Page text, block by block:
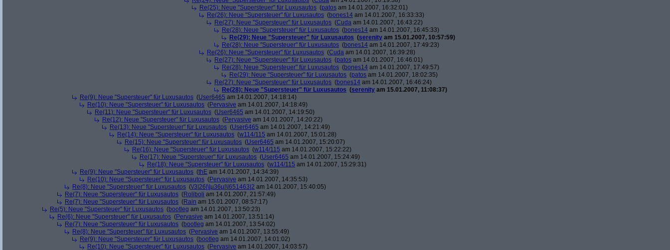
Re(25): Neue "Supersteuer" für Luxusautos (patos am 14.01.2007, 16:32:01)
Re(26): Neue "Supersteuer" für Luxusautos (bones14 am 14.01.2007, 16:33:33)
Re(27): Neue "Supersteuer" für Luxusautos (Cuda am 14.01.2007, 16:43:22)
Re(28): Neue "Supersteuer" für Luxusautos (bones14 am 14.01.2007, 16:45:33)
Re(29): Neue "Supersteuer" für Luxusautos (serenity am 15.01.2007, 10:57:59)
Re(28): Neue "Supersteuer" für Luxusautos (bones14 am 14.01.2007, 17:49:23)
Re(26): Neue "Supersteuer" für Luxusautos (Cuda am 14.01.2007, 16:39:28)
Re(27): Neue "Supersteuer" für Luxusautos (patos am 14.01.2007, 16:46:01)
Re(28): Neue "Supersteuer" für Luxusautos (bones14 am 14.01.2007, 17:49:57)
Re(29): Neue "Supersteuer" für Luxusautos (patos am 14.01.2007, 18:02:35)
Re(27): Neue "Supersteuer" für Luxusautos (bones14 am 14.01.2007, 16:46:24)
Re(28): Neue "Supersteuer" für Luxusautos (serenity am 15.01.2007, 11:08:37)
Re(9): Neue "Supersteuer" für Luxusautos (User6465 am 14.01.2007, 14:18:14)
Re(10): Neue "Supersteuer" für Luxusautos (Pervasive am 14.01.2007, 14:18:49)
Re(11): Neue "Supersteuer" für Luxusautos (User6465 am 14.01.2007, 14:19:50)
Re(12): Neue "Supersteuer" für Luxusautos (Pervasive am 14.01.2007, 14:20:22)
Re(13): Neue "Supersteuer" für Luxusautos (User6465 am 14.01.2007, 14:21:49)
Re(14): Neue "Supersteuer" für Luxusautos (w114/115 am 14.01.2007, 15:01:28)
Re(15): Neue "Supersteuer" für Luxusautos (User6465 am 14.01.2007, 15:20:07)
Re(16): Neue "Supersteuer" für Luxusautos (w114/115 am 14.01.2007, 15:22:22)
Re(17): Neue "Supersteuer" für Luxusautos (User6465 am 14.01.2007, 15:24:49)
Re(18): Neue "Supersteuer" für Luxusautos (w114/115 am 14.01.2007, 15:29:31)
Re(9): Neue "Supersteuer" für Luxusautos (thE am 14.01.2007, 14:34:39)
Re(10): Neue "Supersteuer" für Luxusautos (Pervasive am 14.01.2007, 14:35:53)
Re(8): Neue "Supersteuer" für Luxusautos (\/3|26|\|µ36µ|\|651463|2 am 14.01.2007, 15:40:05)
Re(7): Neue "Supersteuer" für Luxusautos (Roliboli am 14.01.2007, 21:57:49)
Re(7): Neue "Supersteuer" für Luxusautos (Rain am 15.01.2007, 08:57:17)
Re(5): Neue "Supersteuer" für Luxusautos (bootleg am 14.01.2007, 13:50:23)
Re(6): Neue "Supersteuer" für Luxusautos (Pervasive am 14.01.2007, 13:51:14)
Re(7): Neue "Supersteuer" für Luxusautos (bootleg am 14.01.2007, 13:54:02)
Re(8): Neue "Supersteuer" für Luxusautos (Pervasive am 14.01.2007, 13:55:49)
Re(9): Neue "Supersteuer" für Luxusautos (bootleg am 14.01.2007, 14:01:02)
Re(10): Neue "Supersteuer" für Luxusautos (Pervasive am 14.01.2007, 14:03:57)